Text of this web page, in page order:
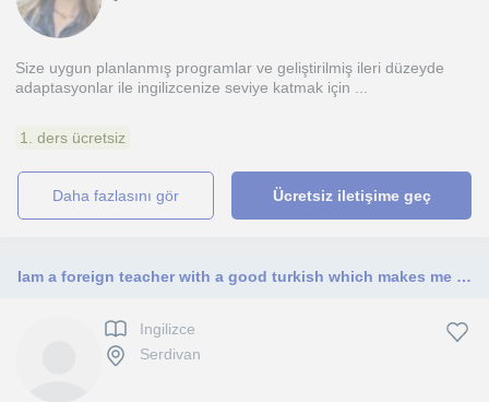
Size uygun planlanmış programlar ve geliştirilmiş ileri düzeyde
adaptasyonlar ile ingilizcenize seviye katmak için ...
1. ders ücretsiz
daha fazlasını gör Ücretsiz iletişime geç
Iam a foreign teacher with a good turkish which makes me qualified to tea All levels
Ingilizce
Serdivan